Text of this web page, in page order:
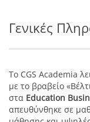
Γενικές
To CGS Academia
με το βραβείο
στα Education
απευθύνθηκε σε